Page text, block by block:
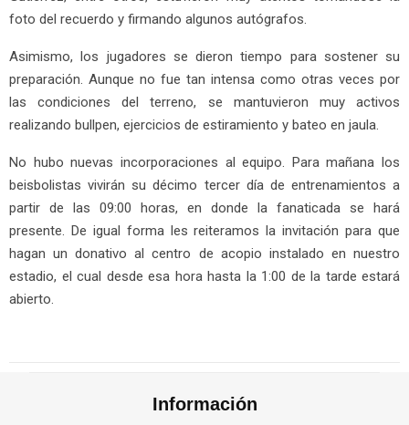
foto del recuerdo y firmando algunos autógrafos.
Asimismo, los jugadores se dieron tiempo para sostener su
preparación. Aunque no fue tan intensa como otras veces por
las condiciones del terreno, se mantuvieron muy activos
realizando bullpen, ejercicios de estiramiento y bateo en jaula.
No hubo nuevas incorporaciones al equipo. Para mañana los
beisbolistas vivirán su décimo tercer día de entrenamientos a
partir de las 09:00 horas, en donde la fanaticada se hará
presente. De igual forma les reiteramos la invitación para que
hagan un donativo al centro de acopio instalado en nuestro
estadio, el cual desde esa hora hasta la 1:00 de la tarde estará
abierto.
Información